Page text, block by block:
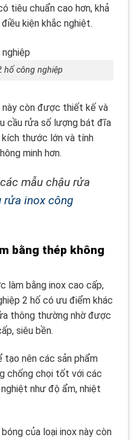
tiêu chuẩn cao hơn, khả
kiện khắc nghiệt.
hố công nghiệp
này còn được thiết kế và
cầu rửa số lượng bát đĩa
kích thước lớn và tính
minh hơn.
mẫu chậu rửa
rửa inox công
bằng thép không
làm bằng inox cao cấp,
2 hố có ưu điểm khác
thông thường nhờ được
siêu bền.
tạo nên các sản phẩm
chống chọi tốt với các
như độ ẩm, nhiệt
của loại inox này còn